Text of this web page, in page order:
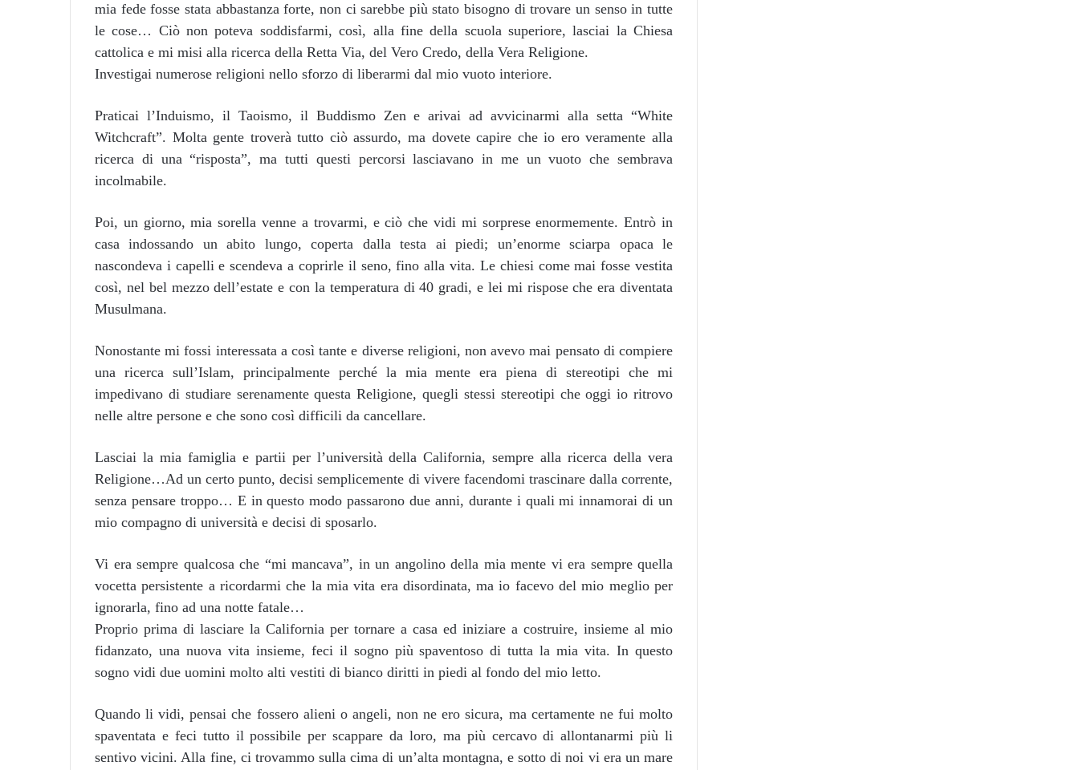
mia fede fosse stata abbastanza forte, non ci sarebbe più stato bisogno di trovare un senso in tutte
le cose… Ciò non poteva soddisfarmi, così, alla fine della scuola superiore, lasciai la Chiesa
cattolica e mi misi alla ricerca della Retta Via, del Vero Credo, della Vera Religione.
Investigai numerose religioni nello sforzo di liberarmi dal mio vuoto interiore.
Praticai l’Induismo, il Taoismo, il Buddismo Zen e arivai ad avvicinarmi alla setta “White
Witchcraft”. Molta gente troverà tutto ciò assurdo, ma dovete capire che io ero veramente alla
ricerca di una “risposta”, ma tutti questi percorsi lasciavano in me un vuoto che sembrava
incolmabile.
Poi, un giorno, mia sorella venne a trovarmi, e ciò che vidi mi sorprese enormemente. Entrò in
casa indossando un abito lungo, coperta dalla testa ai piedi; un’enorme sciarpa opaca le
nascondeva i capelli e scendeva a coprirle il seno, fino alla vita. Le chiesi come mai fosse vestita
così, nel bel mezzo dell’estate e con la temperatura di 40 gradi, e lei mi rispose che era diventata
Musulmana.
Nonostante mi fossi interessata a così tante e diverse religioni, non avevo mai pensato di compiere
una ricerca sull’Islam, principalmente perché la mia mente era piena di stereotipi che mi
impedivano di studiare serenamente questa Religione, quegli stessi stereotipi che oggi io ritrovo
nelle altre persone e che sono così difficili da cancellare.
Lasciai la mia famiglia e partii per l’università della California, sempre alla ricerca della vera
Religione…Ad un certo punto, decisi semplicemente di vivere facendomi trascinare dalla corrente,
senza pensare troppo… E in questo modo passarono due anni, durante i quali mi innamorai di un
mio compagno di università e decisi di sposarlo.
Vi era sempre qualcosa che “mi mancava”, in un angolino della mia mente vi era sempre quella
vocetta persistente a ricordarmi che la mia vita era disordinata, ma io facevo del mio meglio per
ignorarla, fino ad una notte fatale…
Proprio prima di lasciare la California per tornare a casa ed iniziare a costruire, insieme al mio
fidanzato, una nuova vita insieme, feci il sogno più spaventoso di tutta la mia vita. In questo
sogno vidi due uomini molto alti vestiti di bianco diritti in piedi al fondo del mio letto.
Quando li vidi, pensai che fossero alieni o angeli, non ne ero sicura, ma certamente ne fui molto
spaventata e feci tutto il possibile per scappare da loro, ma più cercavo di allontanarmi più li
sentivo vicini. Alla fine, ci trovammo sulla cima di un’alta montagna, e sotto di noi vi era un mare